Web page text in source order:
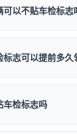
以不贴车检标志
志可以提前多久
车检标志吗